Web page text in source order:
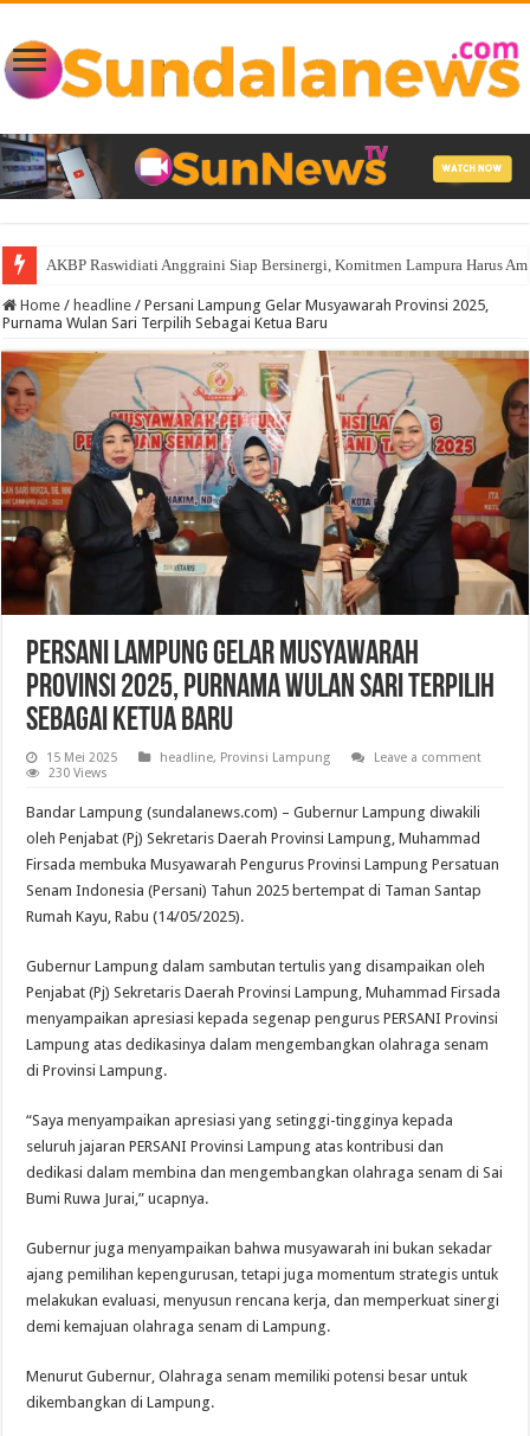
AKBP Raswidiati Anggraini Siap Bersinergi, Komitmen Lampura Harus
Home / headline / Persani Lampung Gelar Musyawarah Provinsi 2025,
Purnama Wulan Sari Terpilih Sebagai Ketua Baru
Persani Lampung Gelar Musyawarah
Provinsi 2025, Purnama Wulan Sari Terpilih
Sebagai Ketua Baru
15 Mei 2025 headline, Provinsi Lampung
Leave a comment
230 Views
Bandar Lampung (sundalanews.com) – Gubernur Lampung diwakili
oleh Penjabat (Pj) Sekretaris Daerah Provinsi Lampung, Muhammad
Firsada membuka Musyawarah Pengurus Provinsi Lampung Persatuan
Senam Indonesia (Persani) Tahun 2025 bertempat di Taman Santap
Rumah Kayu, Rabu (14/05/2025).
Gubernur Lampung dalam sambutan tertulis yang disampaikan oleh
Penjabat (Pj) Sekretaris Daerah Provinsi Lampung, Muhammad Firsada
menyampaikan apresiasi kepada segenap pengurus PERSANI Provinsi
Lampung atas dedikasinya dalam mengembangkan olahraga senam
di Provinsi Lampung.
“Saya menyampaikan apresiasi yang setinggi-tingginya kepada
seluruh jajaran PERSANI Provinsi Lampung atas kontribusi dan
dedikasi dalam membina dan mengembangkan olahraga senam di Sai
Bumi Ruwa Jurai,” ucapnya.
Gubernur juga menyampaikan bahwa musyawarah ini bukan sekadar
ajang pemilihan kepengurusan, tetapi juga momentum strategis untuk
melakukan evaluasi, menyusun rencana kerja, dan memperkuat sinergi
demi kemajuan olahraga senam di Lampung.
Menurut Gubernur, Olahraga senam memiliki potensi besar untuk
dikembangkan di Lampung.